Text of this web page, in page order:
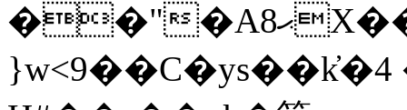
��"�Aޙ8X��M��K�D
}w<9��C�ys��k҆�޼� :���4�� 4�E0���oӮ�